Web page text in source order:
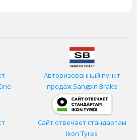
Авторизованный пункт
продаж Sangsin Brake
Сайт отвечает стандартам
Ikon Tyres